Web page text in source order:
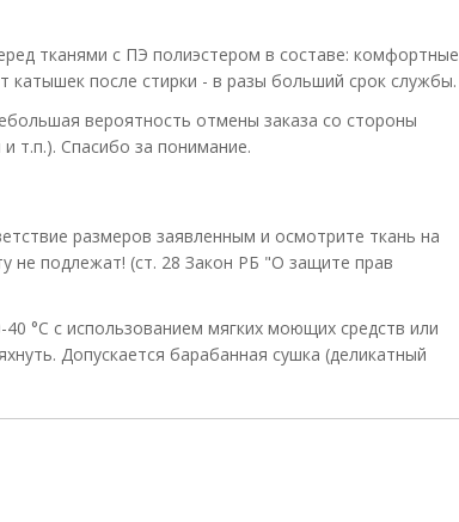
тканями с ПЭ полиэстером в составе: комфортные
катышек после стирки - в разы больший срок службы.
вероятность отмены заказа со стороны
т.п.). Спасибо за понимание.
размеров заявленным и осмотрите ткань на
не подлежат! (ст. 28 Закон РБ "О защите прав
°С с использованием мягких моющих средств или
Допускается барабанная сушка (деликатный